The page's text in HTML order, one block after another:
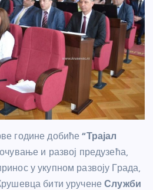
године добиће“Трајал
и развој предузећа,
у укупном развоју Града,
бити урученеСлужби